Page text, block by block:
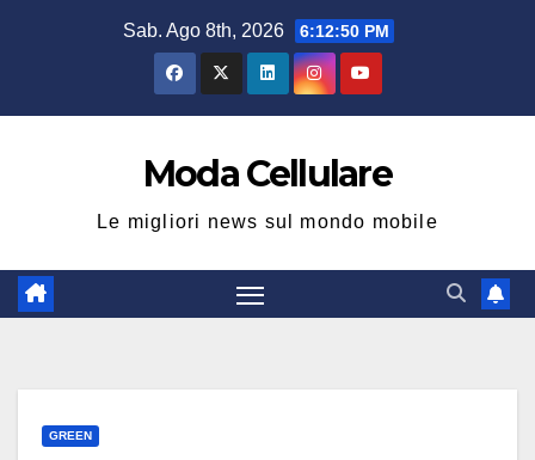
Sab. Ago 8th, 2026 6:12:51 PM
Moda Cellulare
Le migliori news sul mondo mobile
GREEN